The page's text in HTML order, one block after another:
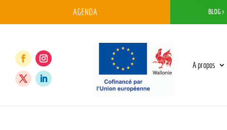
AGENDA BLOG >
A propos